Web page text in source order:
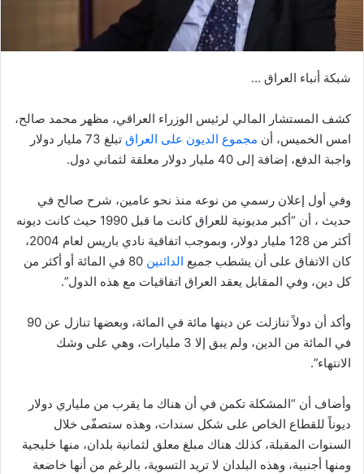
شبكة أنباء العراق …
كشف المستشار المالي لرئيس الوزراء العراقي، مظهر محمد صالح،
امس الخميس، أن مجموع الديون على العراق
تبلغ 73 مليار دولار
واجبة الدفع، إضافة إلى 40 مليار دولار معلقة لثماني دول.
وفي أول إعلان رسمي من نوعه منذ نحو عامين، شرح صالح في
حديث ، أن “أكبر مديونية للعراق كانت ما قبل 1990 حيث كانت ديونه
أكثر من 128 مليار دولار، وبموجب اتفاقية نادي باريس لعام 2004،
كان الاتفاق على أن يشطب جميع الدائنين
80 في المائة أو أكثر من
كل دين، وفي المقابل يعقد العراق اتفاقيات مع هذه الدول”.
وأكد أن دولاً تنازلت عن دينها مائة في المائة، وبعضها تنازل عن 90
في المائة من الدين، ولم يبق إلا 3 مليارات، وهي على وشك
الانتهاء”.
وأضاف أن “المشكلة تكمن في أن هناك ما يقرب من ملياري دولار
ديوناً للقطاع الخاص على شكل سندات، وهذه ستصفّى خلال
السنوات المقبلة، كذلك هناك مبلغ معلق لثمانية بلدان، منها خليجية
ومنها أجنبية، وهذه البلدان لا تريد التسوية، بالرغم من أنها خاضعة